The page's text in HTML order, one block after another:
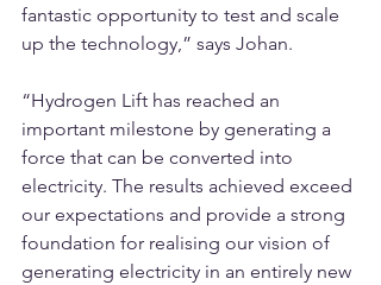
fantastic opportunity to test and scale
up the technology,” says Johan.
“Hydrogen Lift has reached an
important milestone by generating a
force that can be converted into
electricity. The results achieved exceed
our expectations and provide a strong
foundation for realising our vision of
generating electricity in an entirely new